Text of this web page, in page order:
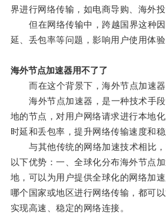
界进行网络传输，如电商导购、海外投
但在网络传输中，跨越国界这种因
延、丢包率等问题，影响用户使用体验
海外节点加速器用不了了
而在这个背景下，海外节点加速器
海外节点加速器，是一种技术手段
地的节点，对用户网络请求进行本地
时延和丢包率，提升网络传输速度和稳
与其他传统的网络加速技术相比，
以下优势：一、全球化分布海外节点
地，可以为用户提供全球化的网络加
哪个国家或地区进行网络传输，都可
实现高速、稳定的网络连接。